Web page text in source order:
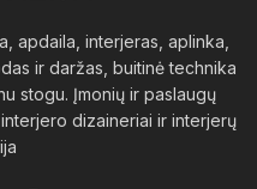
apdaila, interjeras, aplinka,
ir daržas, buitinė technika
stogu. Įmonių ir paslaugų
dizaineriai ir interjerų